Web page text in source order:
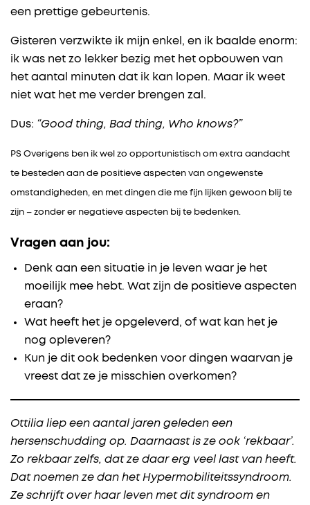
een prettige gebeurtenis.
Gisteren verzwikte ik mijn enkel, en ik baalde enorm:
ik was net zo lekker bezig met het opbouwen van
het aantal minuten dat ik kan lopen. Maar ik weet
niet wat het me verder brengen zal.
Dus: “Good thing, Bad thing, Who knows?”
PS Overigens ben ik wel zo opportunistisch om extra aandacht
te besteden aan de positieve aspecten van ongewenste
omstandigheden, en met dingen die me fijn lijken gewoon blij te
zijn – zonder er negatieve aspecten bij te bedenken.
Vragen aan jou:
Denk aan een situatie in je leven waar je het
moeilijk mee hebt. Wat zijn de positieve aspecten
eraan?
Wat heeft het je opgeleverd, of wat kan het je
nog opleveren?
Kun je dit ook bedenken voor dingen waarvan je
vreest dat ze je misschien overkomen?
Ottilia liep een aantal jaren geleden een
hersenschudding op. Daarnaast is ze ook ‘rekbaar’.
Zo rekbaar zelfs, dat ze daar erg veel last van heeft.
Dat noemen ze dan het Hypermobiliteitssyndroom.
Ze schrijft over haar leven met dit syndroom en